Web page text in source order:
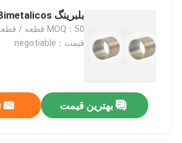
بلبرینگ Bimetalicos
MOQ：50 قطعه / قطعه
قیمت：negotiable
بهترین قیمت